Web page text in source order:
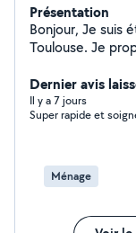
Présentation
Bonjour, Je suis
Toulouse. Je
domicile. Douce, patiente et attentive avec les enfants,
je peux
des activités adaptées. Je suis
soirées et les
pour plus
Dernier avis
Il y a 7 jours
Super rapide et
Ménage